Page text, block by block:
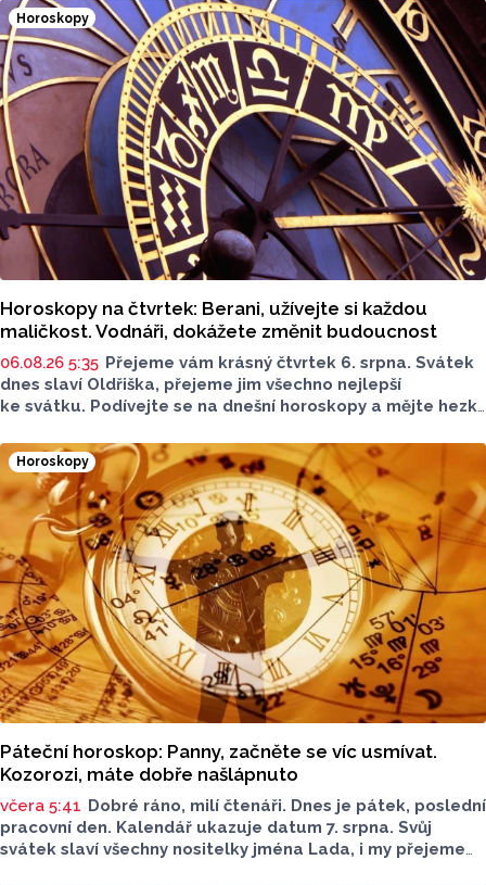
Jaký bude dnešní den?
Horoskopy
Horoskopy na čtvrtek: Berani, užívejte si každou
maličkost. Vodnáři, dokážete změnit budoucnost
06.08.26 5:35 Přejeme vám krásný čtvrtek 6. srpna. Svátek
dnes slaví Oldřiška, přejeme jim všechno nejlepší
ke svátku. Podívejte se na dnešní horoskopy a mějte hezký
Horoskopy
Páteční horoskop: Panny, začněte se víc usmívat.
Kozorozi, máte dobře našlápnuto
včera 5:41 Dobré ráno, milí čtenáři. Dnes je pátek, poslední
pracovní den. Kalendář ukazuje datum 7. srpna. Svůj
svátek slaví všechny nositelky jména Lada, i my přejeme